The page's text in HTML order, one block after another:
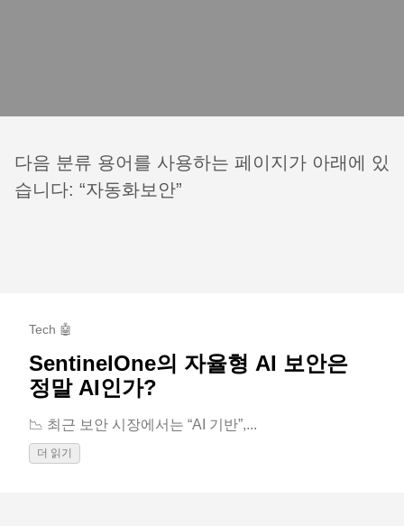
다음 분류 용어를 사용하는 페이지가 아래에 있
습니다: “자동화보안”
Tech 🤖
SentinelOne의 자율형 AI 보안은
정말 AI인가?
📉 최근 보안 시장에서는 “AI 기반”,...
더 읽기